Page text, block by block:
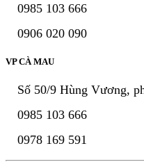
0985 103 666
0906 020 090
VP CÀ MAU
Số 50/9 Hùng Vương,
0985 103 666
0978 169 591